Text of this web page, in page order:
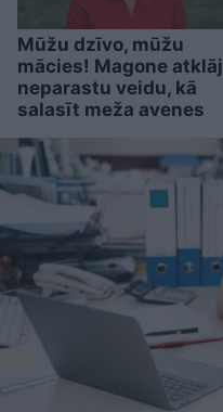
Mūžu dzīvo, mūžu
mācies! Magone atklāj
neparastu veidu, kā
salasīt meža avenes